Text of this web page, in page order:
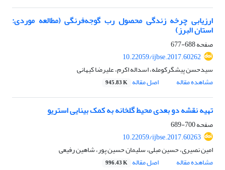
ارزیابی چرخه زندگی محصول رب گوجه‌فرنگی (مطالعه موردی:
استان البرز)
صفحه688-677
10.22059/ijbse.2017.60262
سیدحسن پیشگرکومله، اسداله اکرم، علیرضا کیهانی
مشاهده مقاله
اصل مقاله 945.83 K
تهیه نقشه دو بعدی محیط گلخانه به کمک بینایی استریو
صفحه700-689
10.22059/ijbse.2017.60263
امین نصیری، حسین مبلی، سلیمان حسین پور، شاهین رفیعی
مشاهده مقاله
اصل مقاله 996.43 K